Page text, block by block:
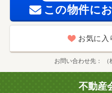
この物件に
お気に入
お問い合わせ先
不動産